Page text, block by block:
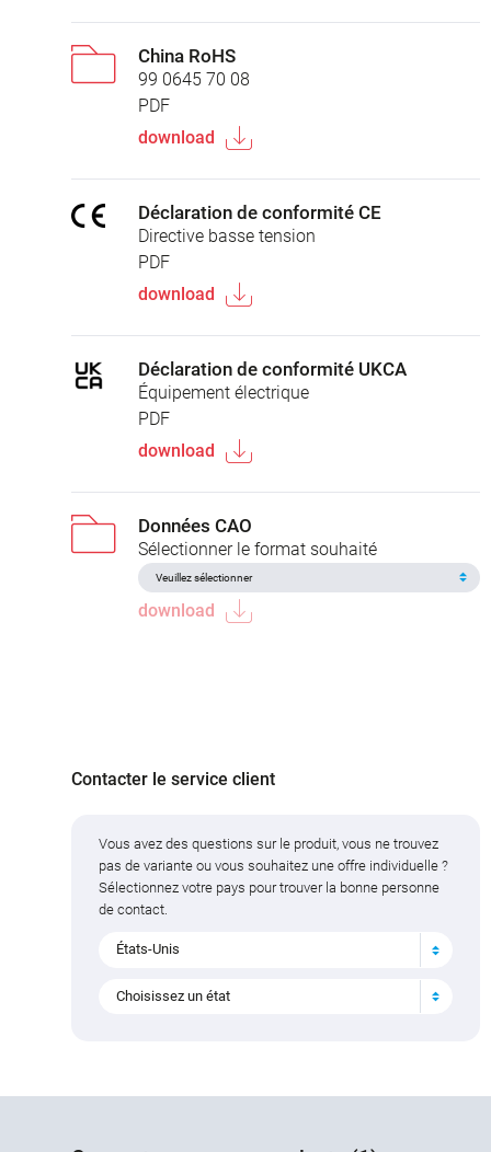
China RoHS
99 0645 70 08
PDF
download
Déclaration de conformité CE
Directive basse tension
PDF
download
Déclaration de conformité UKCA
Équipement électrique
PDF
download
Données CAO
Sélectionner le format souhaité
download
Contacter le service client
Vous avez des questions sur le produit, vous ne trouvez
pas de variante ou vous souhaitez une offre individuelle ?
Sélectionnez votre pays pour trouver la bonne personne
de contact.
États-Unis
Choisissez un état